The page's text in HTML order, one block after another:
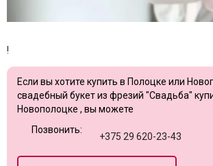
!
Если вы хотите купить в Полоцке или
свадебный букет из фрезий "Свадьба"
Новополоцке , вы можете
Позвонить:
+375 29 620-23-43